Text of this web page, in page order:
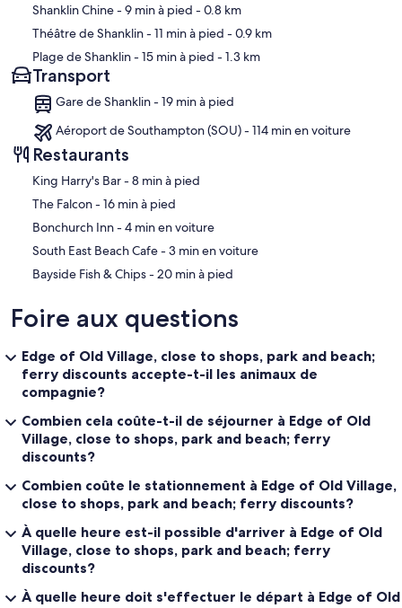
Shanklin Chine- 9 min à pied - 0.8 km
Théâtre de Shanklin- 11 min à pied - 0.9 km
Plage de Shanklin- 15 min à pied - 1.3 km
Transport
Gare de Shanklin - 19 min à pied
Aéroport de Southampton (SOU) - 114 min en voiture
Restaurants
‪King Harry's Bar - ‬8 min à pied
‪The Falcon - ‬16 min à pied
‪Bonchurch Inn - ‬4 min en voiture
‪South East Beach Cafe - ‬3 min en voiture
‪Bayside Fish & Chips - ‬20 min à pied
Foire aux questions
Edge of Old Village, close to shops, park and beach;
ferry discounts accepte-t-il les animaux de
compagnie?
Combien cela coûte-t-il de séjourner à Edge of Old
Village, close to shops, park and beach; ferry
discounts?
Combien coûte le stationnement à Edge of Old Village,
close to shops, park and beach; ferry discounts?
À quelle heure est-il possible d'arriver à Edge of Old
Village, close to shops, park and beach; ferry
discounts?
À quelle heure doit s'effectuer le départ à Edge of Old